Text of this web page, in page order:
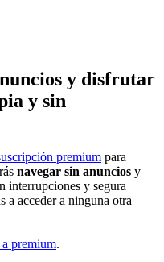
y disfrutar
y sin
premium para
navegar sin anuncios y
interrupciones y segura
a acceder a ninguna otra
premium.